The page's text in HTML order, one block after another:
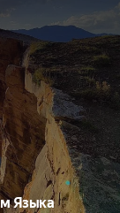
Языка